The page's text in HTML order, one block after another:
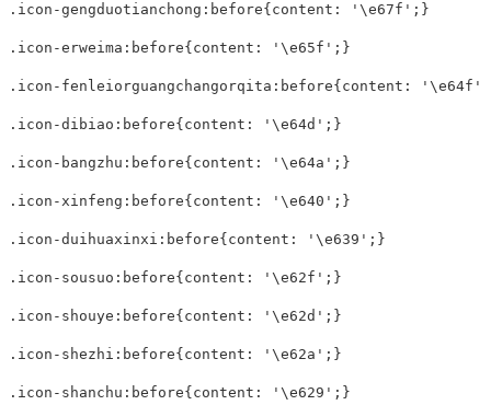
.icon-gengduotianchong:before{content: '\e67f';}
.icon-erweima:before{content: '\e65f';}
.icon-fenleiorguangchangorqita:before{content:
.icon-dibiao:before{content: '\e64d';}
.icon-bangzhu:before{content: '\e64a';}
.icon-xinfeng:before{content: '\e640';}
.icon-duihuaxinxi:before{content: '\e639';}
.icon-sousuo:before{content: '\e62f';}
.icon-shouye:before{content: '\e62d';}
.icon-shezhi:before{content: '\e62a';}
.icon-shanchu:before{content: '\e629';}